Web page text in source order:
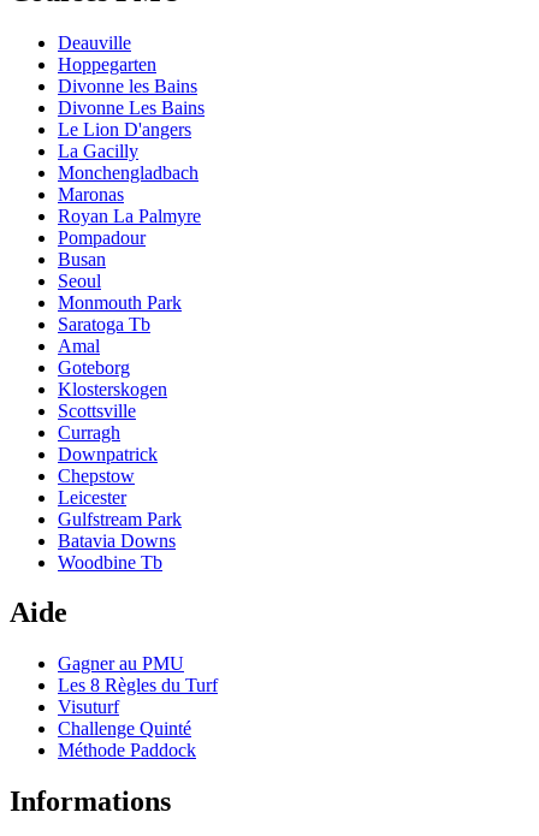
Deauville
Hoppegarten
Divonne les Bains
Divonne Les Bains
Le Lion D'angers
La Gacilly
Monchengladbach
Maronas
Royan La Palmyre
Pompadour
Busan
Seoul
Monmouth Park
Saratoga Tb
Amal
Goteborg
Klosterskogen
Scottsville
Curragh
Downpatrick
Chepstow
Leicester
Gulfstream Park
Batavia Downs
Woodbine Tb
Aide
Gagner au PMU
Les 8 Règles du Turf
Visuturf
Challenge Quinté
Méthode Paddock
Informations